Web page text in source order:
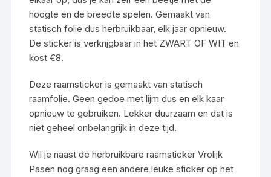
hoogte en de breedte spelen. Gemaakt van
statisch folie dus herbruikbaar, elk jaar opnieuw.
De sticker is verkrijgbaar in het ZWART OF WIT en
kost €8.
Deze raamsticker is gemaakt van statisch
raamfolie. Geen gedoe met lijm dus en elk kaar
opnieuw te gebruiken. Lekker duurzaam en dat is
niet geheel onbelangrijk in deze tijd.
Wil je naast de herbruikbare raamsticker Vrolijk
Pasen nog graag een andere leuke sticker op het